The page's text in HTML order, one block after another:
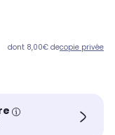
dont 8,00€ decopie privée